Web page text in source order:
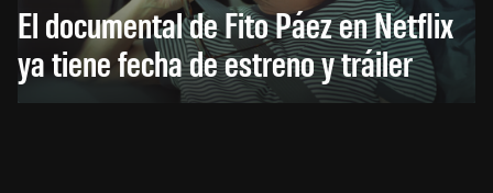
El documental de Fito Páez en Netflix
ya tiene fecha de estreno y tráiler